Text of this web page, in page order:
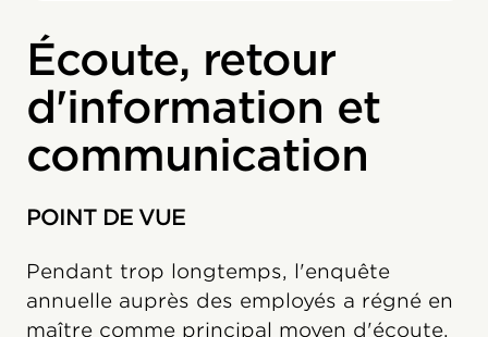
Écoute, retour
d'information et
communication
POINT DE VUE
Pendant trop longtemps, l'enquête
annuelle auprès des employés a régné en
maître comme principal moyen d'écoute,